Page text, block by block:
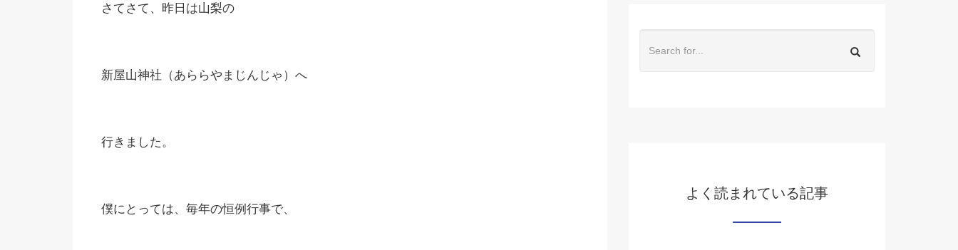
さてさて、昨日は山梨の
新屋山神社（あららやまじんじゃ）へ
行きました。
僕にとっては、毎年の恒例行事で、
よく読まれている記事